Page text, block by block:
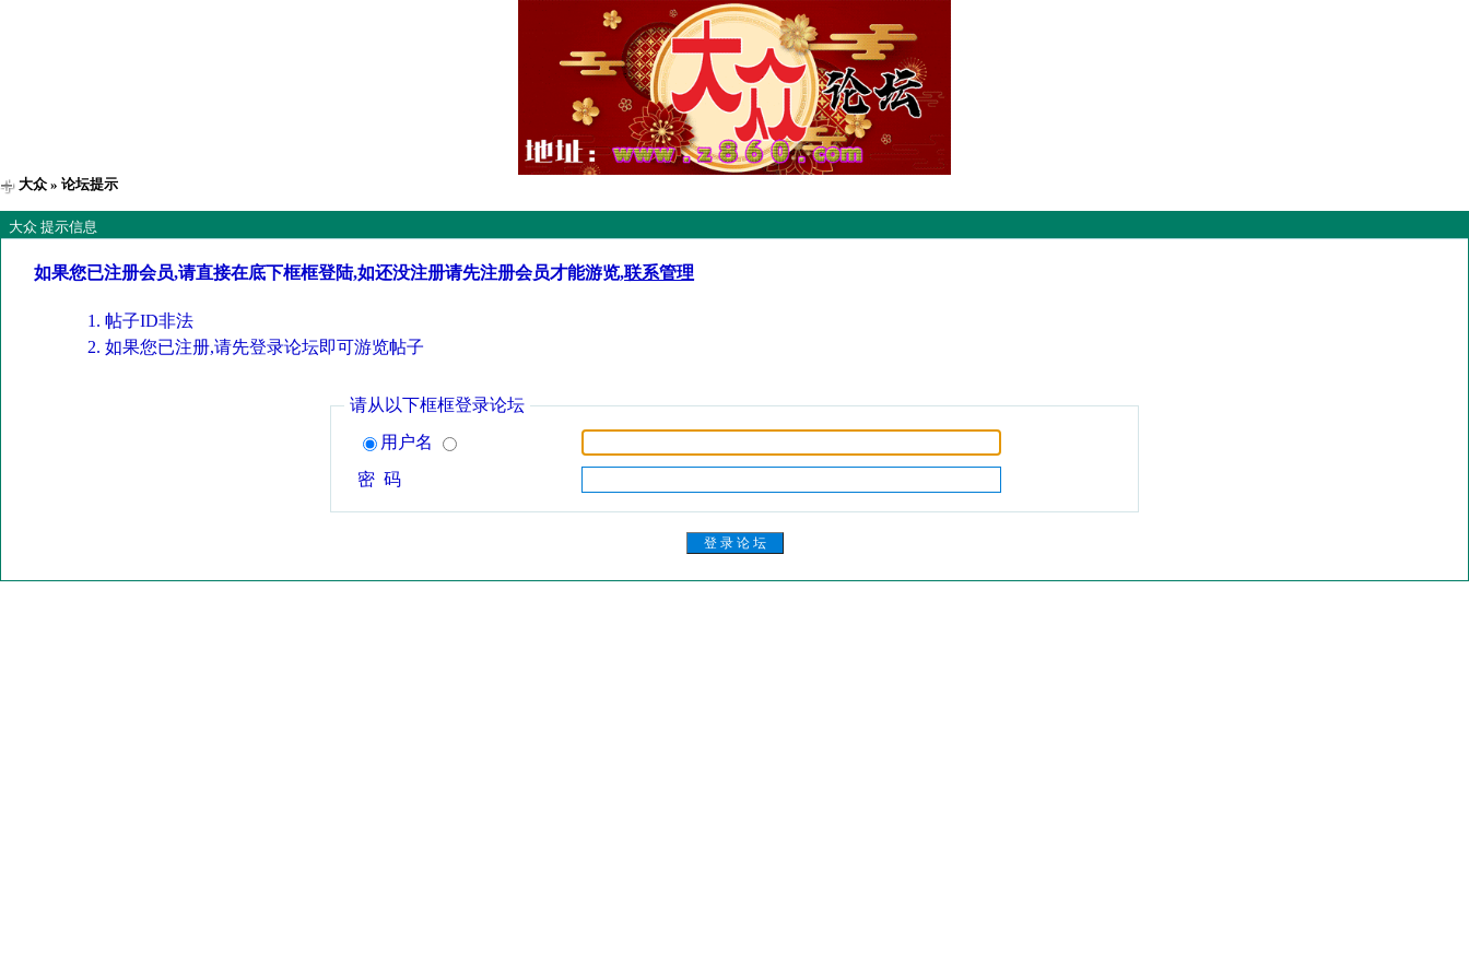
大众 » 论坛提示
大众 提示信息
如果您已注册会员,请直接在底下框框登陆,如还没注册请先注册会员才能游览,联系管理
帖子ID非法
如果您已注册,请先登录论坛即可游览帖子
请从以下框框登录论坛
用户名
密 码